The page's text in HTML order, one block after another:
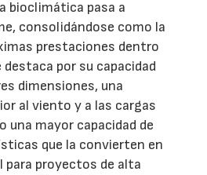
bioclimática pasa a
consolidándose como la
prestaciones dentro
destaca por su capacidad
dimensiones, una
al viento y a las cargas
una mayor capacidad de
que la convierten en
para proyectos de alta